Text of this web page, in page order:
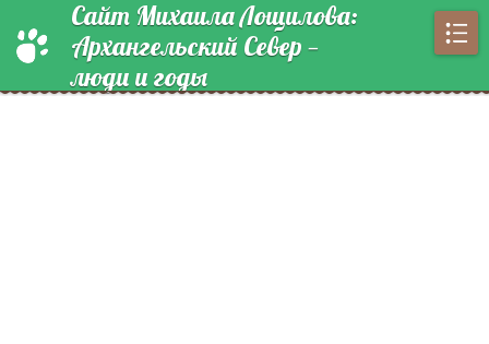
Сайт Михаила Лощилова:
Архангельский Север —
люди и годы